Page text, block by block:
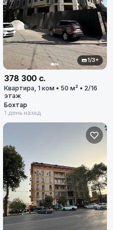
1/3+
378 300 с.
Квартира, 1 ком • 50 м² • 2/16
этаж
Бохтар
1 день назад